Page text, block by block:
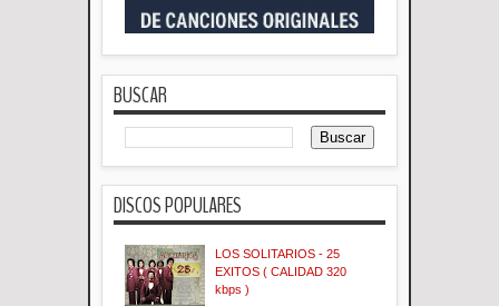
BUSCAR
DISCOS POPULARES
LOS SOLITARIOS - 25
EXITOS ( CALIDAD 320
kbps )